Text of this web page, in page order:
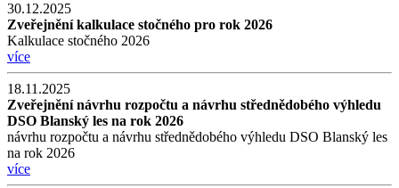
30.12.2025
Zveřejnění kalkulace stočného pro rok 2026
Kalkulace stočného 2026
více
18.11.2025
Zveřejnění návrhu rozpočtu a návrhu střednědobého výhledu
DSO Blanský les na rok 2026
návrhu rozpočtu a návrhu střednědobého výhledu DSO Blanský les
na rok 2026
více